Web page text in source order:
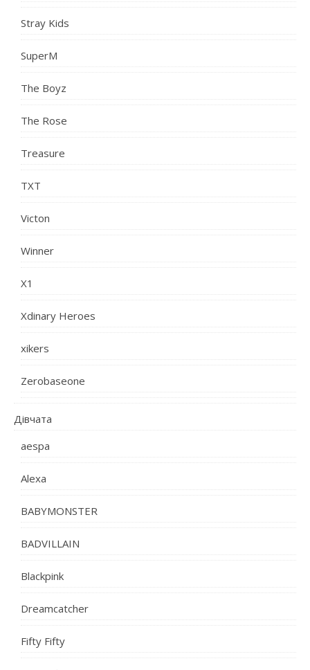
Stray Kids
SuperM
The Boyz
The Rose
Treasure
TXT
Victon
Winner
X1
Xdinary Heroes
xikers
Zerobaseone
Дівчата
aespa
Alexa
BABYMONSTER
BADVILLAIN
Blackpink
Dreamcatcher
Fifty Fifty